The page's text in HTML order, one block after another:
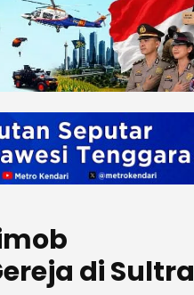
di Sultra